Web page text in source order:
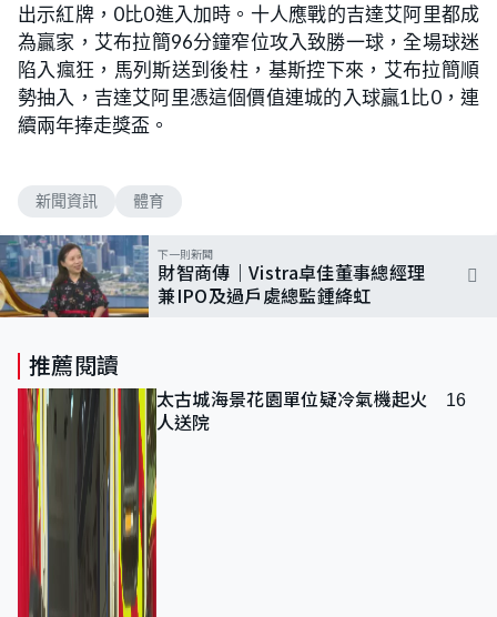
出示紅牌，0比0進入加時。十人應戰的吉達艾阿里都成
為贏家，艾布拉簡96分鐘窄位攻入致勝一球，全場球迷
陷入瘋狂，馬列斯送到後柱，基斯控下來，艾布拉簡順
勢抽入，吉達艾阿里憑這個價值連城的入球贏1比0，連
續兩年捧走獎盃。
新聞資訊 體育
下一則新聞
財智商傳｜Vistra卓佳董事總經理
兼IPO及過戶處總監鍾絳虹
推薦閱讀
太古城海景花園單位疑冷氣機起火 16
人送院